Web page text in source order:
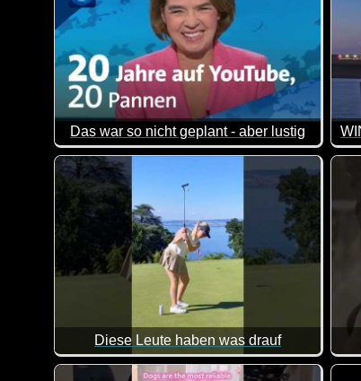
Das war so nicht geplant - aber lustig
Seit 20 Jahren ist die tagesschau auf
64
Diese Leute haben was drauf
Sagenhaft was diese Menschen drauf haben.